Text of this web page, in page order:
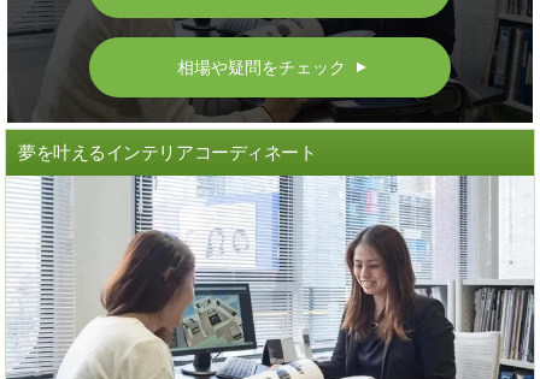
相場や疑問をチェック ▲
夢を叶えるインテリアコーディネート